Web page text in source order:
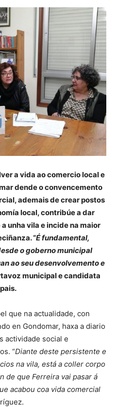
a vida ao comercio local e
dende o convencemento
ademais de crear postos
local, contribúe a dar
unha vila e incide na maior
“É fundamental,
o goberno municipal
ao seu desenvolvemento e
municipal e candidata
que na actualidade, con
en Gondomar, haxa a diario
actividade social e
“Diante deste persistente e
na vila, está a coller corpo
de que Ferreira vai pasar á
acabou coa vida comercial